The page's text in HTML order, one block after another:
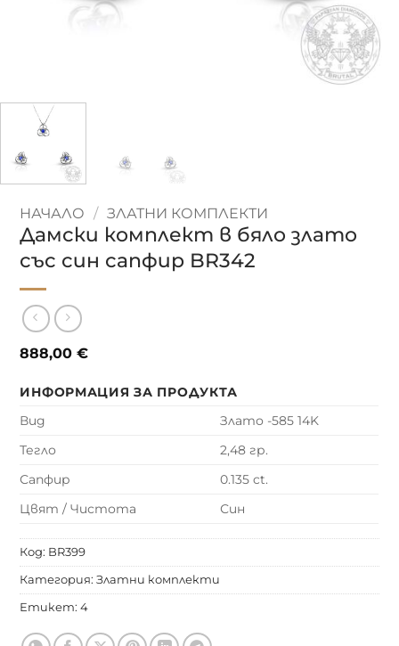
НАЧАЛО / ЗЛАТНИ КОМПЛЕКТИ
Дамски комплект в бяло злато
със син сапфир BR342
888,00€
ИНФОРМАЦИЯ ЗА ПРОДУКТА
Вид
Злато -585 14K
Тегло
2,48 гр.
Сапфир
0.135 ct.
Цвят / Чистота
Син
Код: BR399
Категория:Златни комплекти
Етикет:4